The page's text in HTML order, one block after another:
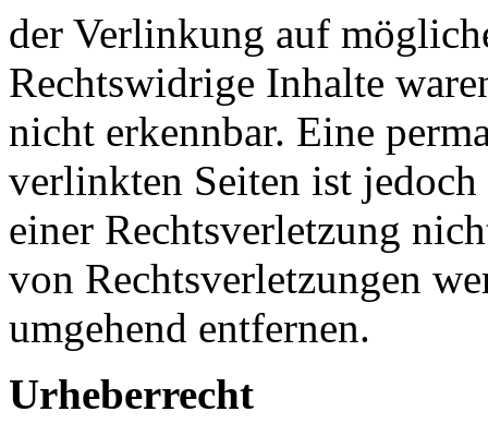
der Verlinkung auf
Rechtswidrige Inhalte
nicht erkennbar. Eine
verlinkten Seiten ist
einer Rechtsverletzung
von Rechtsverletzungen
umgehend entfernen.
Urheberrecht